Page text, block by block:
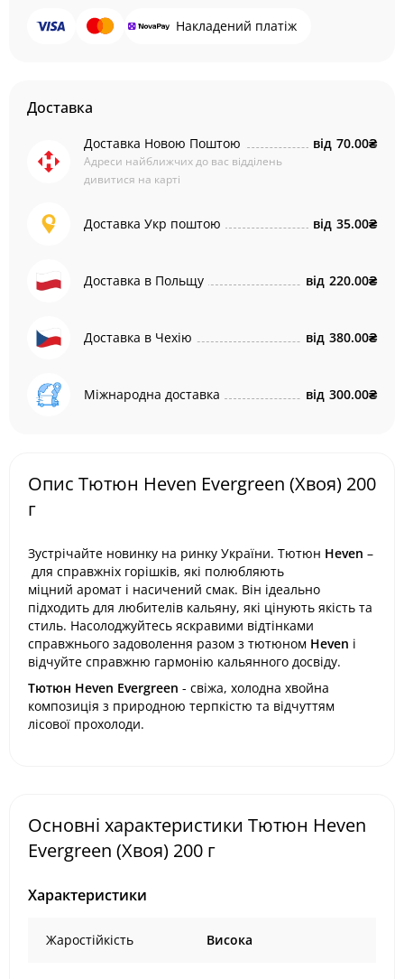
Накладений платіж
Доставка
Доставка Новою Поштою
Адреси найближчих до вас відділень
дивитися на карті
від 70.00₴
Доставка Укр поштою від 35.00₴
Доставка в Польщу від 220.00₴
Доставка в Чехію від 380.00₴
Міжнародна доставка від 300.00₴
Опис Тютюн Heven Evergreen (Хвоя) 200
г
Зустрічайте новинку на ринку України. Тютюн Heven –
для справжніх горішків, які полюбляють
міцний аромат і насичений смак. Він ідеально
підходить для любителів кальяну, які цінують якість та
стиль. Насолоджуйтесь яскравими відтінками
справжнього задоволення разом з тютюном Heven і
відчуйте справжню гармонію кальянного досвіду.
Тютюн Heven Evergreen - свіжа, холодна хвойна
композиція з природною терпкістю та відчуттям
лісової прохолоди.
Основні характеристики Тютюн Heven
Evergreen (Хвоя) 200 г
Характеристики
Жаростійкість Висока